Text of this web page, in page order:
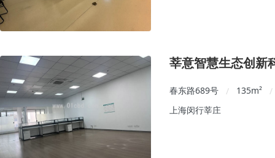
莘意智慧生态创新
春东路689号 / 135m²
/
上海闵行莘庄